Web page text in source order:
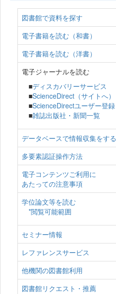
図書館で資料を探す
電子書籍を読む（和書）
電子書籍を読む（洋書）
電子ジャーナルを読む
■ディスカバリーサービス
■ScienceDirect（サイトへ）
■ScienceDirectユーザー登録
■雑誌出版社・新聞一覧
データベースで情報収集をする
多要素認証操作方法
電子コンテンツご利用に
あたっての注意事項
学位論文等を読む
*閲覧可能範囲
セミナー情報
レファレンスサービス
他機関の図書館利用
図書館リクエスト・推薦